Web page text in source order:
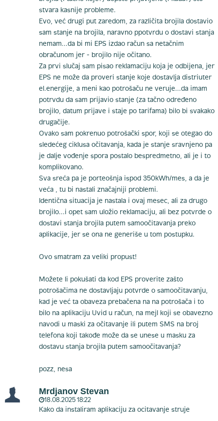
stvara kasnije probleme.
Evo, već drugi put zaredom, za različita brojila dostavio
sam stanje na brojila, naravno ppotvrdu o dostavi stanja
nemam...da bi mi EPS izdao račun sa netačnim
obračunom jer - brojilo nije očitano.
Za prvi slučaj sam pisao reklamaciju koja je odbijena, jer
EPS ne može da proveri stanje koje dostavlja distriuter
el.energije, a meni kao potrošaču ne veruje...da imam
potrvdu da sam prijavio stanje (za tačno određeno
brojilo, datum prijave i staje po tarifama) bilo bi svakako
drugačije.
Ovako sam pokrenuo potrošački spor, koji se otegao do
sledećeg ciklusa očitavanja, kada je stanje sravnjeno pa
je dalje vođenje spora postalo bespredmetno, ali je i to
komplikovano.
Sva sreća pa je porteošnja ispod 350kWh/mes, a da je
veća , tu bi nastali značajniji problemi.
Identična situacija je nastala i ovaj mesec, ali za drugo
brojilo...i opet sam uložio reklamaciju, ali bez potvrde o
dostavi stanja brojila putem samoočitavanja preko
aplikacije, jer se ona ne generiše u tom postupku.
Ovo smatram za veliki propust!
Možete li pokušati da kod EPS proverite zašto
potrošačima ne dostavljaju potvrde o samoočitavanju,
kad je već ta obaveza prebačena na na potrošača i to
bilo na aplikaciju Uvid u račun, na mejl koji se obavezno
navodi u maski za očitavanje ili putem SMS na broj
telefona koji takođe može da se unese u masku za
dostavu stanja brojila putem samoočitavanja?
pozz, nesa
Mrdjanov Stevan
18.08.2025 18:22
Kako da instaliram aplikaciju za ocitavanje struje